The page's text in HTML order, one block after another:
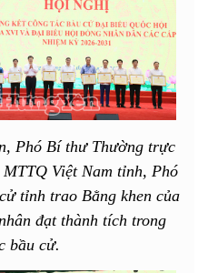
Phó Bí thư Thường trực
Việt Nam tỉnh, Phó
tỉnh trao Bằng khen của
đạt thành tích trong
bầu cử.